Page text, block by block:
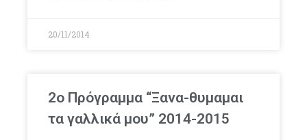
20/11/2014
2ο Πρόγραμμα “Ξανα-θυμαμαι
τα γαλλικά μου” 2014-2015